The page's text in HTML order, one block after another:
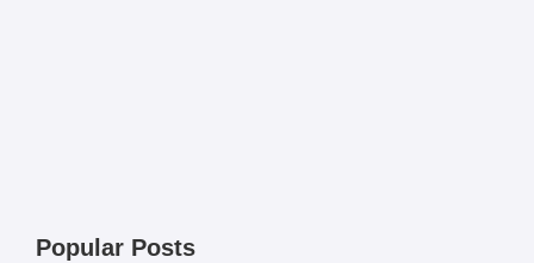
Popular Posts